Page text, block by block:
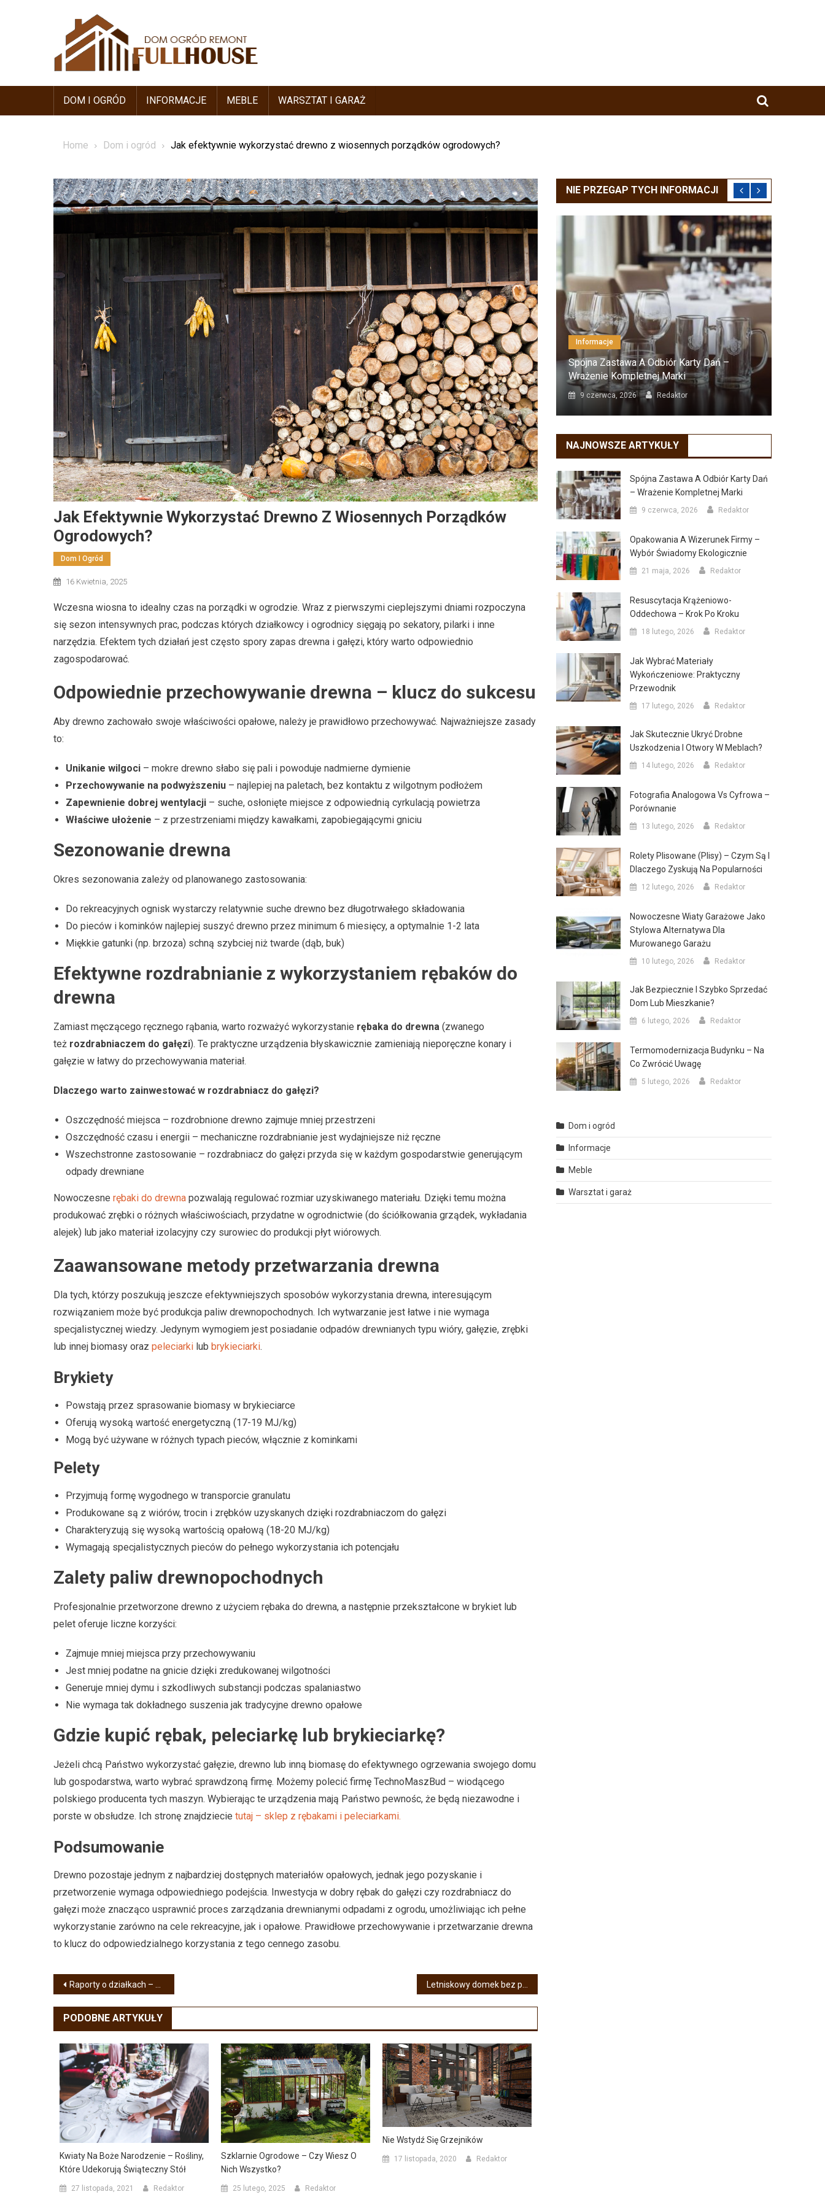
DOM I OGRÓD INFORMACJE MEBLE WARSZTAT I GARAŻ
Home Dom i ogród Jak efektywnie wykorzystać drewno z wiosennych porządków ogrodowych?
Jak Efektywnie Wykorzystać Drewno Z Wiosennych Porządków
Ogrodowych?
Dom I Ogród
16 Kwietnia, 2025
Wczesna wiosna to idealny czas na porządki w ogrodzie. Wraz z pierwszymi cieplejszymi dniami rozpoczyna
się sezon intensywnych prac, podczas których działkowcy i ogrodnicy sięgają po sekatory, pilarki i inne
narzędzia. Efektem tych działań jest często spory zapas drewna i gałęzi, który warto odpowiednio
zagospodarować.
Odpowiednie przechowywanie drewna – klucz do sukcesu
Aby drewno zachowało swoje właściwości opałowe, należy je prawidłowo przechowywać. Najważniejsze zasady
to:
Unikanie wilgoci – mokre drewno słabo się pali i powoduje nadmierne dymienie
Przechowywanie na podwyższeniu – najlepiej na paletach, bez kontaktu z wilgotnym podłożem
Zapewnienie dobrej wentylacji – suche, osłonięte miejsce z odpowiednią cyrkulacją powietrza
Właściwe ułożenie – z przestrzeniami między kawałkami, zapobiegającymi gniciu
Sezonowanie drewna
Okres sezonowania zależy od planowanego zastosowania:
Do rekreacyjnych ognisk wystarczy relatywnie suche drewno bez długotrwałego składowania
Do pieców i kominków najlepiej suszyć drewno przez minimum 6 miesięcy, a optymalnie 1-2 lata
Miękkie gatunki (np. brzoza) schną szybciej niż twarde (dąb, buk)
Efektywne rozdrabnianie z wykorzystaniem rębaków do
drewna
Zamiast męczącego ręcznego rąbania, warto rozważyć wykorzystanie rębaka do drewna (zwanego
też rozdrabniaczem do gałęzi). Te praktyczne urządzenia błyskawicznie zamieniają nieporęczne konary i
gałęzie w łatwy do przechowywania materiał.
Dlaczego warto zainwestować w rozdrabniacz do gałęzi?
Oszczędność miejsca – rozdrobnione drewno zajmuje mniej przestrzeni
Oszczędność czasu i energii – mechaniczne rozdrabnianie jest wydajniejsze niż ręczne
Wszechstronne zastosowanie – rozdrabniacz do gałęzi przyda się w każdym gospodarstwie generującym
odpady drewniane
Nowoczesne rębaki do drewna pozwalają regulować rozmiar uzyskiwanego materiału. Dzięki temu można
produkować zrębki o różnych właściwościach, przydatne w ogrodnictwie (do ściółkowania grządek, wykładania
alejek) lub jako materiał izolacyjny czy surowiec do produkcji płyt wiórowych.
Zaawansowane metody przetwarzania drewna
Dla tych, którzy poszukują jeszcze efektywniejszych sposobów wykorzystania drewna, interesującym
rozwiązaniem może być produkcja paliw drewnopochodnych. Ich wytwarzanie jest łatwe i nie wymaga
specjalistycznej wiedzy. Jedynym wymogiem jest posiadanie odpadów drewnianych typu wióry, gałęzie, zrębki
lub innej biomasy oraz peleciarki lub brykieciarki.
Brykiety
Powstają przez sprasowanie biomasy w brykieciarce
Oferują wysoką wartość energetyczną (17-19 MJ/kg)
Mogą być używane w różnych typach pieców, włącznie z kominkami
Pelety
Przyjmują formę wygodnego w transporcie granulatu
Produkowane są z wiórów, trocin i zrębków uzyskanych dzięki rozdrabniaczom do gałęzi
Charakteryzują się wysoką wartością opałową (18-20 MJ/kg)
Wymagają specjalistycznych pieców do pełnego wykorzystania ich potencjału
Zalety paliw drewnopochodnych
Profesjonalnie przetworzone drewno z użyciem rębaka do drewna, a następnie przekształcone w brykiet lub
pelet oferuje liczne korzyści:
Zajmuje mniej miejsca przy przechowywaniu
Jest mniej podatne na gnicie dzięki zredukowanej wilgotności
Generuje mniej dymu i szkodliwych substancji podczas spalaniastwo
Nie wymaga tak dokładnego suszenia jak tradycyjne drewno opałowe
Gdzie kupić rębak, peleciarkę lub brykieciarkę?
Jeżeli chcą Państwo wykorzystać gałęzie, drewno lub inną biomasę do efektywnego ogrzewania swojego domu
lub gospodarstwa, warto wybrać sprawdzoną firmę. Możemy polecić firmę TechnoMaszBud – wiodącego
polskiego producenta tych maszyn. Wybierając te urządzenia mają Państwo pewnośc, że będą niezawodne i
porste w obsłudze. Ich stronę znajdziecie tutaj – sklep z rębakami i peleciarkami.
Podsumowanie
Drewno pozostaje jednym z najbardziej dostępnych materiałów opałowych, jednak jego pozyskanie i
przetworzenie wymaga odpowiedniego podejścia. Inwestycja w dobry rębak do gałęzi czy rozdrabniacz do
gałęzi może znacząco usprawnić proces zarządzania drewnianymi odpadami z ogrodu, umożliwiając ich pełne
wykorzystanie zarówno na cele rekreacyjne, jak i opałowe. Prawidłowe przechowywanie i przetwarzanie drewna
to klucz do odpowiedzialnego korzystania z tego cennego zasobu.
Nawigacja
wpisu
Raporty o działkach – klucz do bezpiecznych i trafnych decyzji inwestycyjnych
PODOBNE ARTYKUŁY
Kwiaty Na Boże Narodzenie – Rośliny,
Które Udekorują Świąteczny Stół
27 listopada, 2021 Redaktor
Szklarnie Ogrodowe – Czy Wiesz O
Nich Wszystko?
25 lutego, 2025 Redaktor
Nie Wstydź Się Grzejników
17 listopada, 2020 Redaktor
NIE PRZEGAP TYCH INFORMACJI
Dom I Ogród
Jak Wybrać Materiały Wykończeniowe:
Praktyczny Przewodnik
17 lutego, 2026 Redaktor
Informacje
Spójna Zastawa A Odbiór Karty Dań –
Wrażenie Kompletnej Marki
9 czerwca, 2026 Redaktor
NAJNOWSZE ARTYKUŁY
Spójna Zastawa A Odbiór Karty Dań
– Wrażenie Kompletnej Marki
9 czerwca, 2026 Redaktor
Opakowania A Wizerunek Firmy –
Wybór Świadomy Ekologicznie
21 maja, 2026 Redaktor
Resuscytacja Krążeniowo-
Oddechowa – Krok Po Kroku
18 lutego, 2026 Redaktor
Jak Wybrać Materiały
Wykończeniowe: Praktyczny
Przewodnik
17 lutego, 2026 Redaktor
Jak Skutecznie Ukryć Drobne
Uszkodzenia I Otwory W Meblach?
14 lutego, 2026 Redaktor
Fotografia Analogowa Vs Cyfrowa –
Porównanie
13 lutego, 2026 Redaktor
Rolety Plisowane (plisy) – Czym Są I
Dlaczego Zyskują Na Popularności
12 lutego, 2026 Redaktor
Nowoczesne Wiaty Garażowe Jako
Stylowa Alternatywa Dla
Murowanego Garażu
10 lutego, 2026 Redaktor
Jak Bezpiecznie I Szybko Sprzedać
Dom Lub Mieszkanie?
6 lutego, 2026 Redaktor
Termomodernizacja Budynku – Na
Co Zwrócić Uwagę
5 lutego, 2026 Redaktor
Dom i ogród
Informacje
Meble
Warsztat i garaż